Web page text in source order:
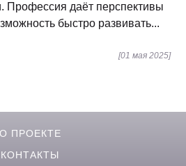
Профессия даёт перспективы
быстро развивать...
[01 мая 2025]
О ПРОЕКТЕ
КОНТАКТЫ